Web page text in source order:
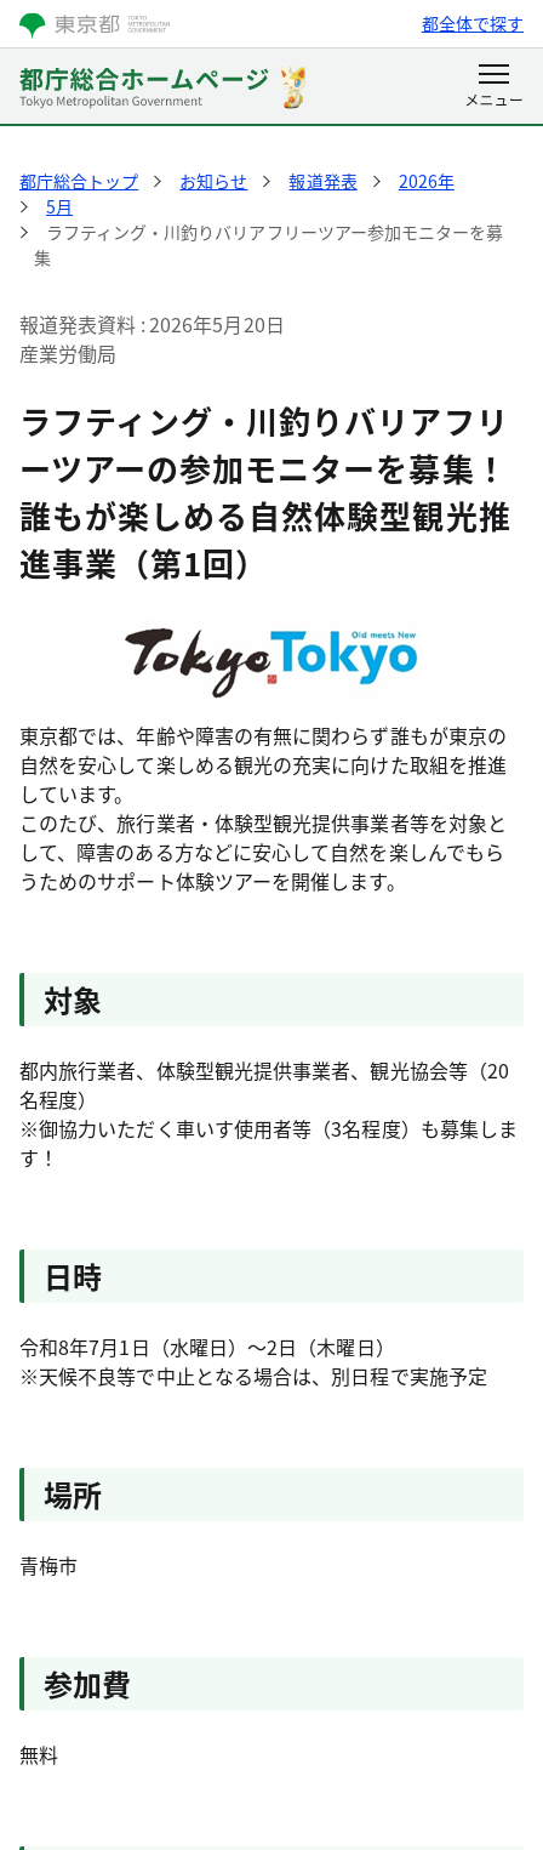
都全体で探す
都庁総合トップ お知らせ 報道発表
2026年
5月
ラフティング・川釣りバリアフリーツアー参加モニターを募
集
報道発表資料 2026年5月20日
産業労働局
ラフティング・川釣りバリアフリ
ーツアーの参加モニターを募集！
誰もが楽しめる自然体験型観光推
進事業（第1回）
東京都では、年齢や障害の有無に関わらず誰もが東京の
自然を安心して楽しめる観光の充実に向けた取組を推進
しています。
このたび、旅行業者・体験型観光提供事業者等を対象と
して、障害のある方などに安心して自然を楽しんでもら
うためのサポート体験ツアーを開催します。
対象
都内旅行業者、体験型観光提供事業者、観光協会等（20
名程度）
※御協力いただく車いす使用者等（3名程度）も募集しま
す！
日時
令和8年7月1日（水曜日）～2日（木曜日）
※天候不良等で中止となる場合は、別日程で実施予定
場所
青梅市
参加費
無料